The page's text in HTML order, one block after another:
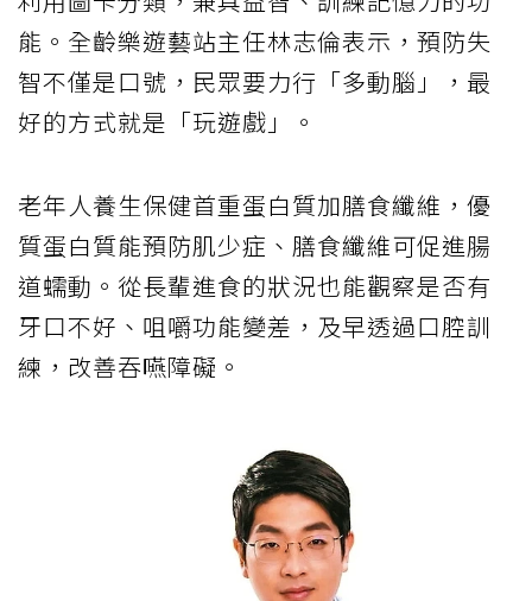
能。全齡樂遊藝站主任林志倫表示，預防失
智不僅是口號，民眾要力行「多動腦」，最
好的方式就是「玩遊戲」。
老年人養生保健首重蛋白質加膳食纖維，優
質蛋白質能預防肌少症、膳食纖維可促進腸
道蠕動。從長輩進食的狀況也能觀察是否有
牙口不好、咀嚼功能變差，及早透過口腔訓
練，改善吞嚥障礙。